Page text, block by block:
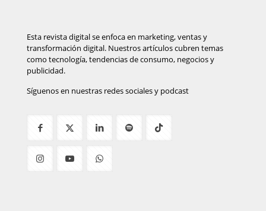
Esta revista digital se enfoca en marketing, ventas y
transformación digital. Nuestros artículos cubren temas
como tecnología, tendencias de consumo, negocios y
publicidad.
Síguenos en nuestras redes sociales y podcast